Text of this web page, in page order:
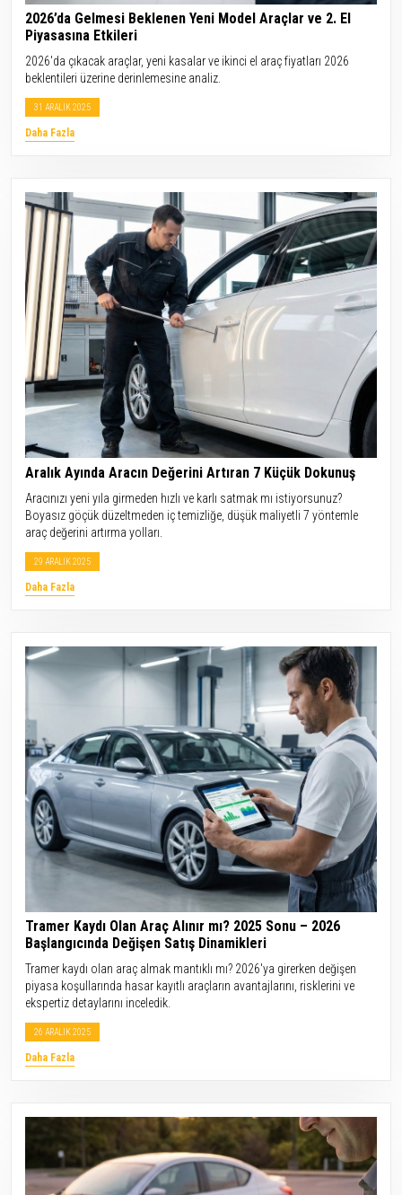
2026’da Gelmesi Beklenen Yeni Model Araçlar ve 2. El
Piyasasına Etkileri
2026'da çıkacak araçlar, yeni kasalar ve ikinci el araç fiyatları 2026
beklentileri üzerine derinlemesine analiz.
31 ARALIK 2025
Daha Fazla
Aralık Ayında Aracın Değerini Artıran 7 Küçük Dokunuş
Aracınızı yeni yıla girmeden hızlı ve karlı satmak mı istiyorsunuz?
Boyasız göçük düzeltmeden iç temizliğe, düşük maliyetli 7 yöntemle
araç değerini artırma yolları.
29 ARALIK 2025
Daha Fazla
Tramer Kaydı Olan Araç Alınır mı? 2025 Sonu – 2026
Başlangıcında Değişen Satış Dinamikleri
Tramer kaydı olan araç almak mantıklı mı? 2026'ya girerken değişen
piyasa koşullarında hasar kayıtlı araçların avantajlarını, risklerini ve
ekspertiz detaylarını inceledik.
26 ARALIK 2025
Daha Fazla